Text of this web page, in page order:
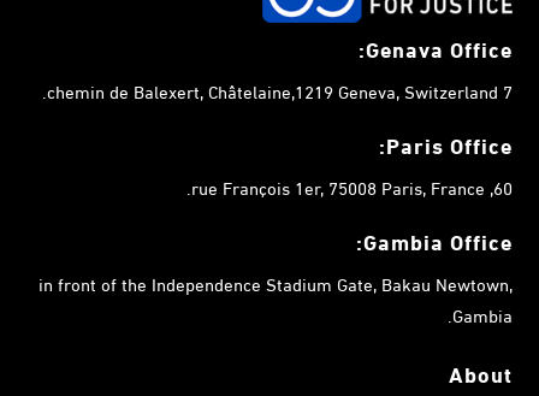
Genava Office:
7 chemin de Balexert, Châtelaine,1219 Geneva, Switzerland.
Paris Office:
60, rue François 1er, 75008 Paris, France.
Gambia Office:
in front of the Independence Stadium Gate, Bakau Newtown,
Gambia.
About